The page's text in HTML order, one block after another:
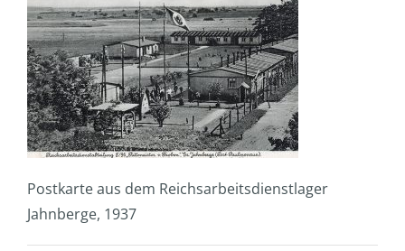
Postkarte aus dem Reichsarbeitsdienstlager
Jahnberge, 1937